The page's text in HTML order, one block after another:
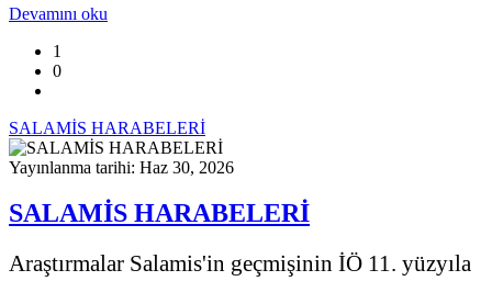
Devamını oku
1
0
SALAMİS HARABELERİ
Yayınlanma tarihi: Haz 30, 2026
SALAMİS HARABELERİ
Araştırmalar Salamis'in geçmişinin İÖ 11. yüzyıla